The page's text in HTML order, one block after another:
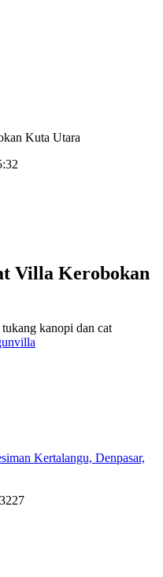
Kuta Utara
Villa Kerobokan
kanopi dan cat
Kertalangu, Denpasar,